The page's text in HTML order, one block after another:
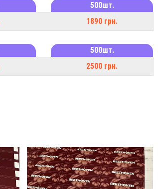
500шт.
1890 грн.
500шт.
2500 грн.